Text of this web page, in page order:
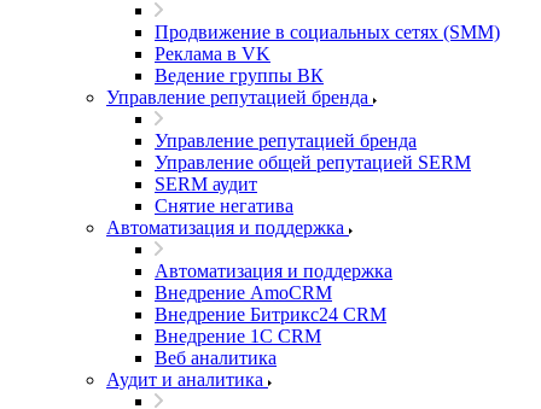
Продвижение в социальных сетях (SMM)
Реклама в VK
Ведение группы ВК
Управление репутацией бренда
Управление репутацией бренда
Управление общей репутацией SERM
SERM аудит
Снятие негатива
Автоматизация и поддержка
Автоматизация и поддержка
Внедрение AmoCRM
Внедрение Битрикс24 CRM
Внедрение 1C CRM
Веб аналитика
Аудит и аналитика